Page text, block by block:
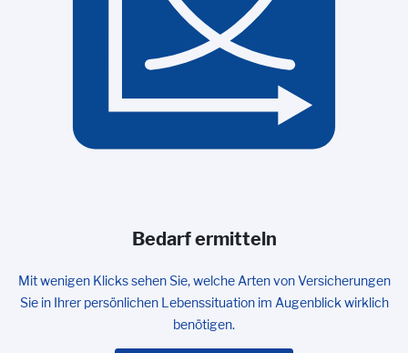
Bedarf ermitteln
Mit wenigen Klicks sehen Sie, welche Arten von Versicherungen
Sie in Ihrer persönlichen Lebenssituation im Augenblick wirklich
benötigen.